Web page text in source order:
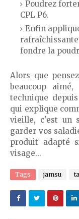
Poudrez
CPL P6.
Enfin
fondre la
Alors que
beaucoup
technique
qui explique
vieille, c'est un
garder vos
produit adapté
visage...
Tags jamsu